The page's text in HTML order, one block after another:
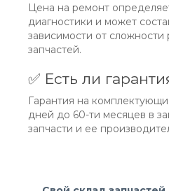
Цена на ремонт
диагностики и может
зависимости от
запчастей.
✅ Есть ли
Гарантия на
дней до 60-ти месяцев в
запчасти и ее